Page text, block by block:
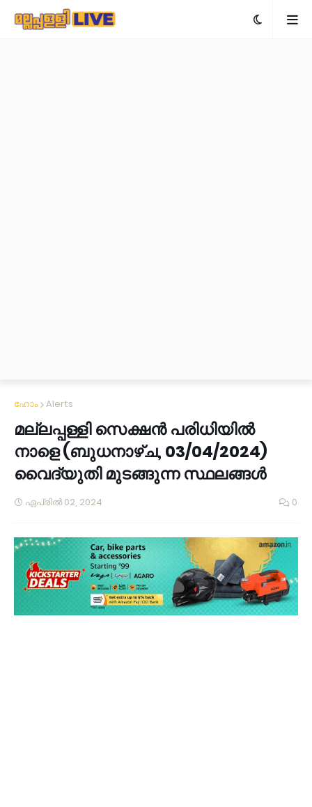
ഹോം Alerts
മല്ലപ്പള്ളി സെക്ഷൻ പരിധിയിൽ
നാളെ (ബുധനാഴ്ച, 03/04/2024)
വൈദ്യുതി മുടങ്ങുന്ന സ്ഥലങ്ങൾ
ഏപ്രിൽ 02, 2024 0